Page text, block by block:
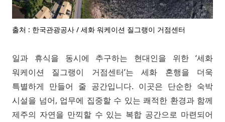
출처 : 한국관광공사 / 세화 워케이션 질그랭이 거점센터
일과 휴식을 동시에 추구하는 현대인을 위한 ‘세화
워케이션 질그랭이 거점센터’는 세화 혼행을 더욱
특별하게 만들어 줄 공간입니다. 이곳은 단순한 숙박
시설을 넘어, 업무에 집중할 수 있는 쾌적한 환경과 함께
제주의 자연을 만끽할 수 있는 복합 공간으로 마련되어